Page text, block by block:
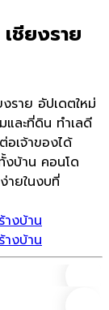
ชียงราย
ราย อัปเดตใหม่
และที่ดิน ทำเลดี
เจ้าของได้
งบ้าน คอนโด
ายในงบที่
างบ้าน
างบ้าน